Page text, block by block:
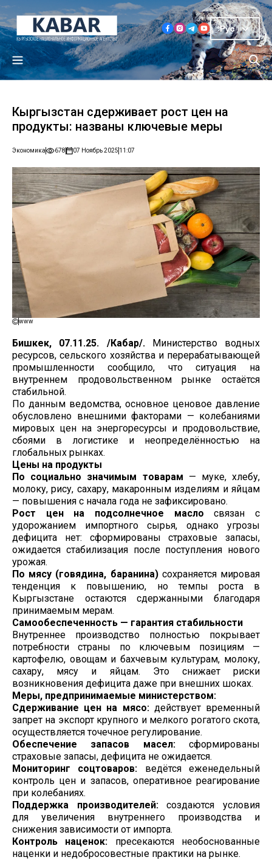
Рус
Кыргызстан сдерживает рост цен на
продукты: названы ключевые меры
Экономика 678 07 Ноябрь 2025 11:07
www
Бишкек, 07.11.25. /Кабар/. Министерство водных
ресурсов, сельского хозяйства и перерабатывающей
промышленности сообщило, что ситуация на
внутреннем продовольственном рынке остаётся
стабильной.
По данным ведомства, основное ценовое давление
обусловлено внешними факторами — колебаниями
мировых цен на энергоресурсы и продовольствие,
сбоями в логистике и неопределённостью на
глобальных рынках.
Цены на продукты
По социально значимым товарам — муке, хлебу,
молоку, рису, сахару, макаронным изделиям и яйцам
— повышения с начала года не зафиксировано.
Рост цен на подсолнечное масло связан с
удорожанием импортного сырья, однако угрозы
дефицита нет: сформированы страховые запасы,
ожидается стабилизация после поступления нового
урожая.
По мясу (говядина, баранина)сохраняется мировая
тенденция к повышению, но темпы роста в
Кыргызстане остаются сдержанными благодаря
принимаемым мерам.
Самообеспеченность — гарантия стабильности
Внутреннее производство полностью покрывает
потребности страны по ключевым позициям —
картофелю, овощам и бахчевым культурам, молоку,
сахару, мясу и яйцам. Это снижает риски
возникновения дефицита даже при внешних шоках.
Меры, предпринимаемые министерством:
Сдерживание цен на мясо:действует временный
запрет на экспорт крупного и мелкого рогатого скота,
осуществляется точечное регулирование.
Обеспечение запасов масел: сформированы
страховые запасы, дефицита не ожидается.
Мониторинг соцтоваров: ведётся еженедельный
контроль цен и запасов, оперативное реагирование
при колебаниях.
Поддержка производителей:создаются условия
для увеличения внутреннего производства и
снижения зависимости от импорта.
Контроль наценок: пресекаются необоснованные
наценки и недобросовестные практики на рынке.